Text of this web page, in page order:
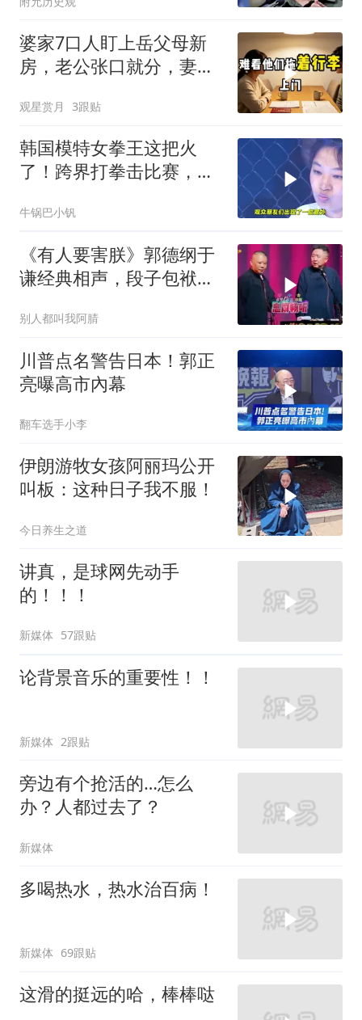
婆家7口人盯上岳父母新
房，老公张口就分，妻子
观星赏月 3跟贴
韩国模特女拳王这把火
了！跨界打拳击比赛，低
牛锅巴小钒
《有人要害朕》郭德纲于
谦经典相声，段子包袱满
别人都叫我阿腈
川普点名警告日本！郭正
亮曝高市內幕
翻车选手小李
伊朗游牧女孩阿丽玛公开
叫板：这种日子我不服！
今日养生之道
讲真，是球网先动手
的！！！
新媒体 57跟贴
论背景音乐的重要性！！
新媒体 2跟贴
旁边有个抢活的…怎么
办？人都过去了？
新媒体
多喝热水，热水治百病！
新媒体 69跟贴
这滑的挺远的哈，棒棒哒